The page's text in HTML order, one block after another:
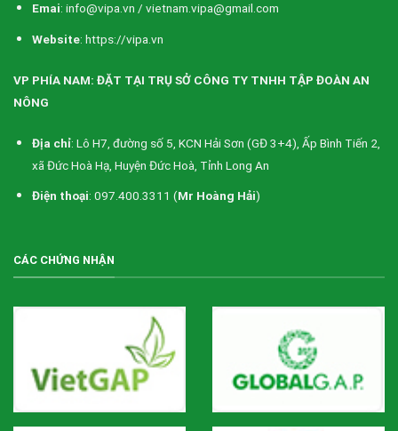
Emai: info@vipa.vn / vietnam.vipa@gmail.com
Website: https://vipa.vn
VP PHÍA NAM: ĐẶT TẠI TRỤ SỞ CÔNG TY TNHH TẬP ĐOÀN AN
NÔNG
Địa chỉ: Lô H7, đường số 5, KCN Hải Sơn (GĐ 3+4), Ấp Bình Tiến 2,
xã Đức Hoà Hạ, Huyện Đức Hoà, Tỉnh Long An
Điện thoại: 097.400.3311 (Mr Hoàng Hải)
CÁC CHỨNG NHẬN